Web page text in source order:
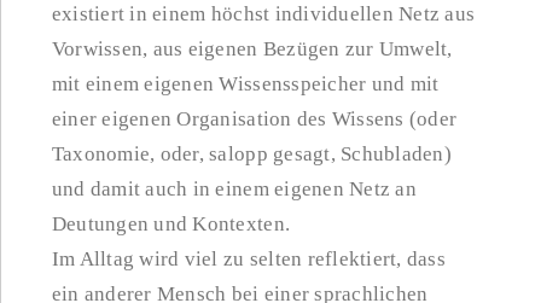
existiert in einem höchst individuellen Netz aus
Vorwissen, aus eigenen Bezügen zur Umwelt,
mit einem eigenen Wissensspeicher und mit
einer eigenen Organisation des Wissens (oder
Taxonomie, oder, salopp gesagt, Schubladen)
und damit auch in einem eigenen Netz an
Deutungen und Kontexten.
Im Alltag wird viel zu selten reflektiert, dass
ein anderer Mensch bei einer sprachlichen